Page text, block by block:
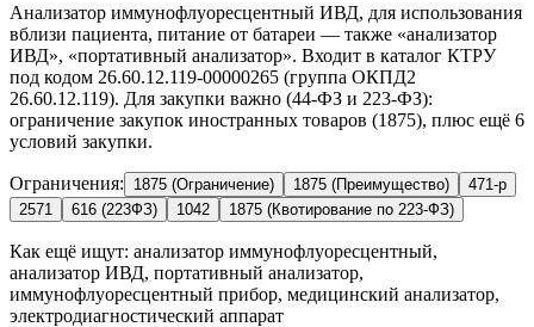
Анализатор иммунофлуоресцентный ИВД, для использования
вблизи пациента, питание от батареи — также «анализатор
ИВД», «портативный анализатор». Входит в каталог КТРУ
под кодом 26.60.12.119-00000265 (группа ОКПД2
26.60.12.119). Для закупки важно (44-ФЗ и 223-ФЗ):
ограничение закупок иностранных товаров (1875), плюс ещё 6
условий закупки.
Ограничения: 1875 (Ограничение) 1875 (Преимущество)
471-р
2571
616 (223ФЗ) 1042 1875 (Квотирование по 223-ФЗ)
Как ещё ищут: анализатор иммунофлуоресцентный,
анализатор ИВД, портативный анализатор,
иммунофлуоресцентный прибор, медицинский анализатор,
электродиагностический аппарат